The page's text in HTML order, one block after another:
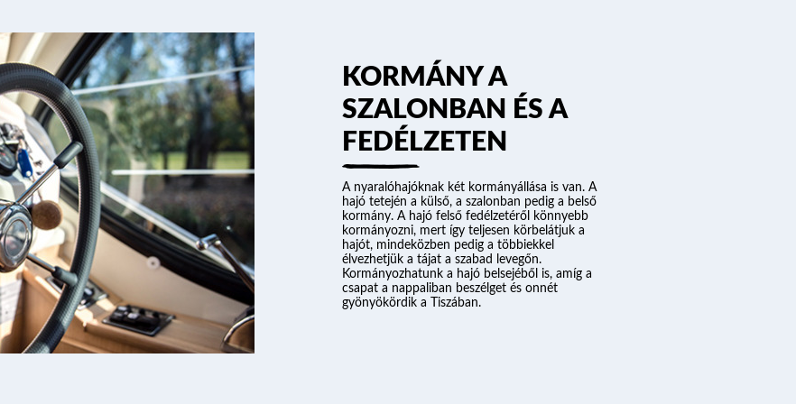
KORMÁNY A
SZALONBAN ÉS A
FEDÉLZETEN
A nyaralóhajóknak két kormányállása is van. A
hajó tetején a külső, a szalonban pedig a belső
kormány. A hajó felső fedélzetéről könnyebb
kormányozni, mert így teljesen körbelátjuk a
hajót, mindeközben pedig a többiekkel
élvezhetjük a tájat a szabad levegőn.
Kormányozhatunk a hajó belsejéből is, amíg a
csapat a nappaliban beszélget és onnét
gyönyökördik a Tiszában.